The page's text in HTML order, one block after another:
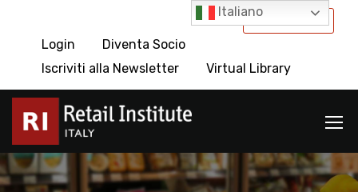
International
Login
Diventa Socio
Iscriviti alla Newsletter
Virtual Library
Italiano